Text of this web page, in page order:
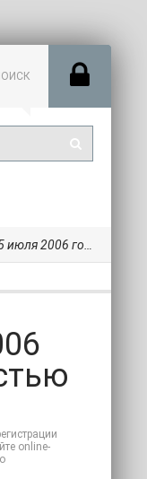
книгу без регистрации .TXT) 📗
online-